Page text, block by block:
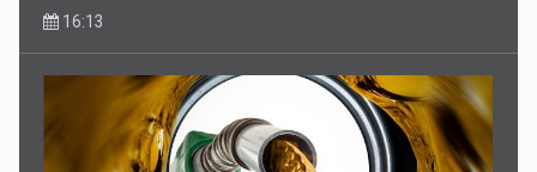
16:13